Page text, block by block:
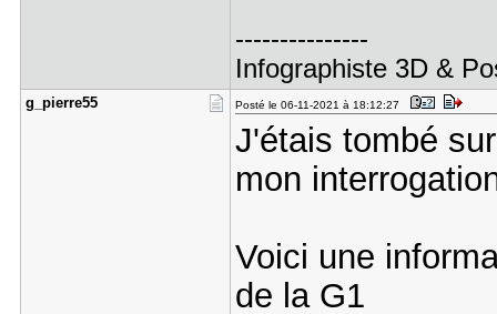
---------------
Infographiste 3D &
g_pierre55 Posté le 06-11-2021 à 18:12:27
J'étais tombé
mon
Voici une
de la G1